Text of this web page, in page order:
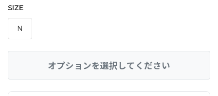
SIZE
N
オプションを選択してください